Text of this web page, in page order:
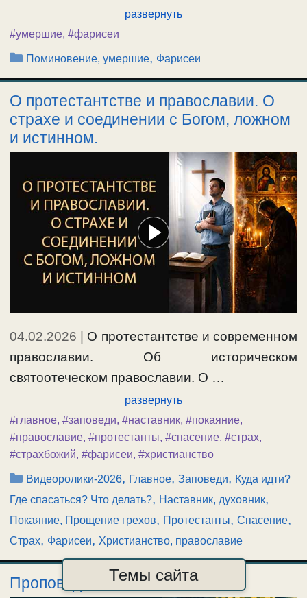
развернуть
#умершие, #фарисеи
Рубрики
Поминовение, умершие, Фарисеи
О протестантстве и православии. О
страхе и соединении с Богом, ложном
и истинном.
04.02.2026
О протестантстве и современном
православии. Об историческом
святоотеческом православии. О …
развернуть
#главное, #заповеди, #наставник, #покаяние,
#православие, #протестанты, #спасение, #страх,
#страхбожий, #фарисеи, #христианство
Рубрики
Видеоролики-2026, Главное,Заповеди, Куда идти?
Где спасаться? Что делать?, Наставник, духовник,
Покаяние, Прощение грехов, Протестанты, Спасение,
Страх, Фарисеи, Христианство, православие
Проповедь 1.02.2026.
Темы сайта